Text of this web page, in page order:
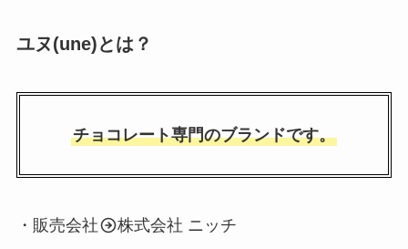
ユヌ(une)とは？
チョコレート専門のブランドです。
・販売会社 株式会社 ニッチ